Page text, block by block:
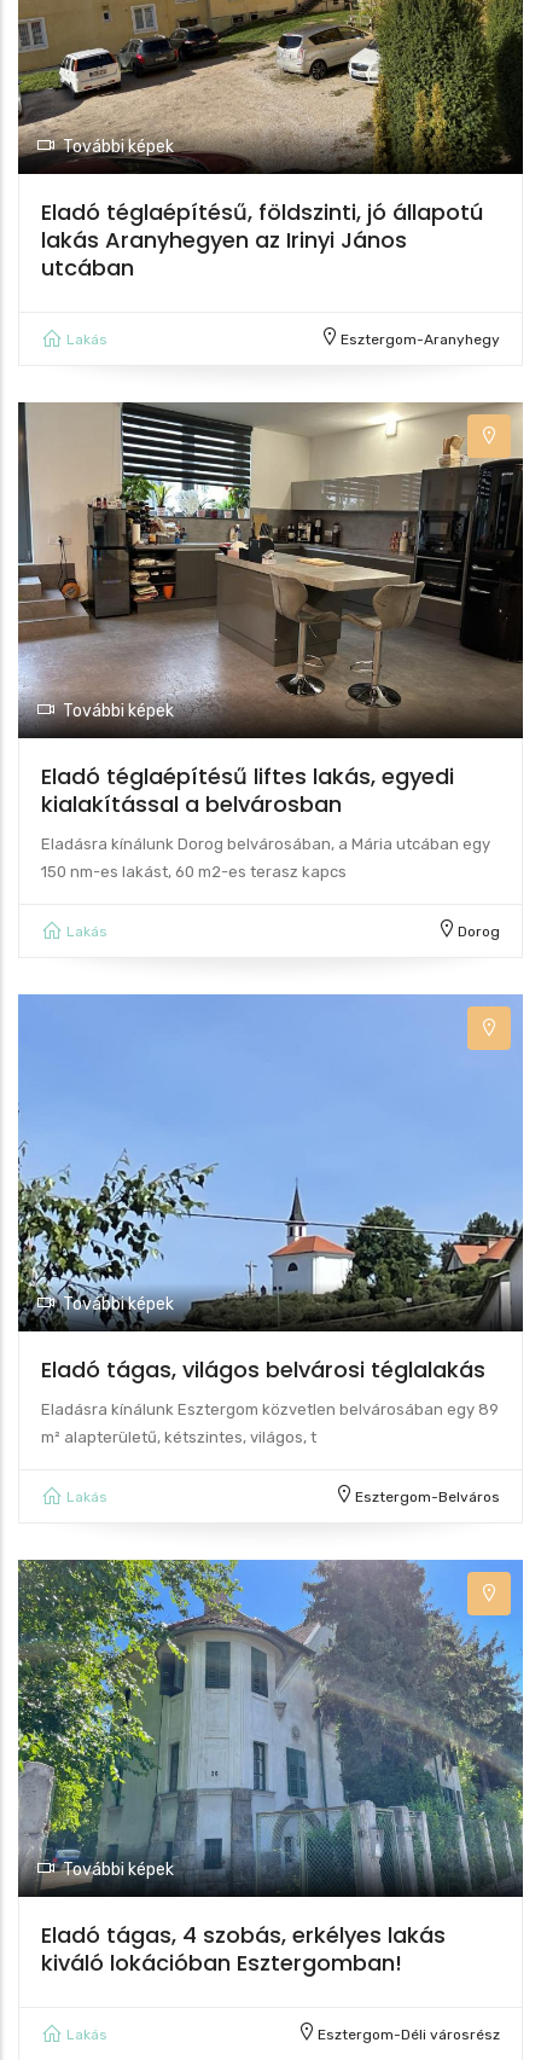
További képek
Eladó téglaépítésű, földszinti, jó állapotú
lakás Aranyhegyen az Irinyi János
utcában
Lakás Esztergom-Aranyhegy
További képek
Eladó téglaépítésű liftes lakás, egyedi
kialakítással a belvárosban
Eladásra kínálunk Dorog belvárosában, a Mária utcában egy
150 nm-es lakást, 60 m2-es terasz kapcs
Lakás Dorog
További képek
Eladó tágas, világos belvárosi téglalakás
Eladásra kínálunk Esztergom közvetlen belvárosában egy 89
m² alapterületű, kétszintes, világos, t
Lakás Esztergom-Belváros
További képek
Eladó tágas, 4 szobás, erkélyes lakás
kiváló lokációban Esztergomban!
Lakás Esztergom-Déli városrész
2
11